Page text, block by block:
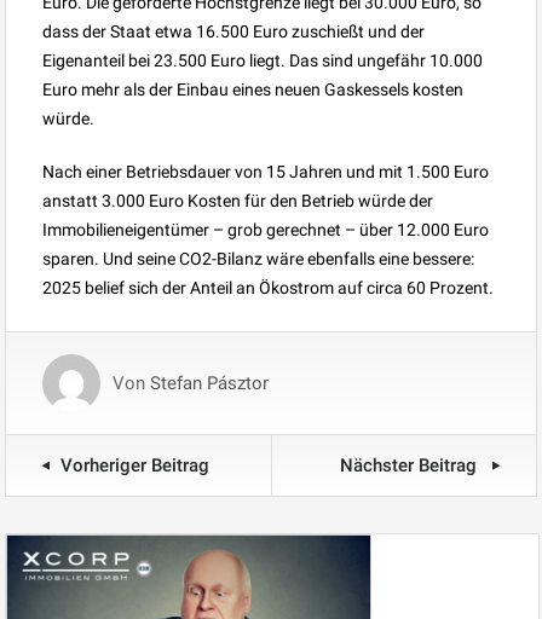
dass der Staat etwa 16.500 Euro zuschießt und der
Eigenanteil bei 23.500 Euro liegt. Das sind ungefähr 10.000
Euro mehr als der Einbau eines neuen Gaskessels kosten
würde.
Nach einer Betriebsdauer von 15 Jahren und mit 1.500 Euro
anstatt 3.000 Euro Kosten für den Betrieb würde der
Immobilieneigentümer – grob gerechnet – über 12.000 Euro
sparen. Und seine CO2-Bilanz wäre ebenfalls eine bessere:
2025 belief sich der Anteil an Ökostrom auf circa 60 Prozent.
Von Stefan Pásztor
Vorheriger Beitrag Nächster Beitrag